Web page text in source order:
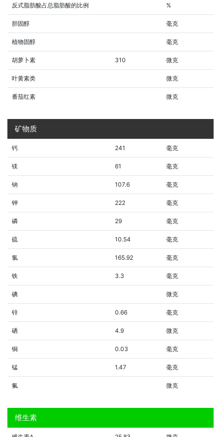
反式脂肪酸占总脂肪酸的比例 %
胆固醇 毫克
植物固醇 毫克
胡萝卜素 310 微克
叶黄素类 微克
番茄红素 微克
矿物质
钙 241 毫克
镁 61 毫克
钠 107.6 毫克
钾 222 毫克
磷 29 毫克
硫 10.54 毫克
氯 165.92 毫克
铁 3.3 毫克
碘 微克
锌 0.66 毫克
硒 4.9 微克
铜 0.03 毫克
锰 1.47 毫克
氟 微克
维生素